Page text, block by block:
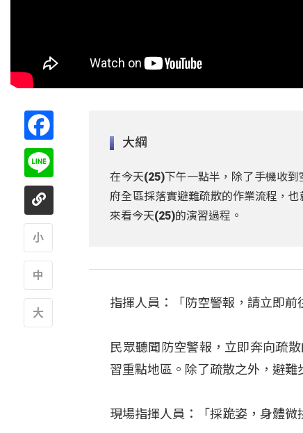
大綱
在今天(25)下午一點半，除了手機收
府全區採落實避難疏散的作業流程，
來看今天(25)的演習過程。
指揮人員：「防空警報，請立即前
民眾聽聞防空警報，立即奔向疏
習重點地區。除了疏散之外，避難
現場指揮人員：「採跪姿，身體微